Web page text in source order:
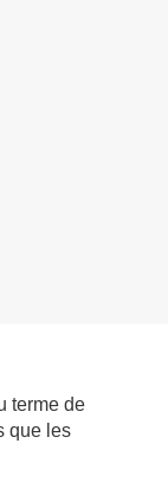
terme de
que les